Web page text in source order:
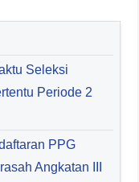
Seleksi
Periode 2
PPG
Angkatan III